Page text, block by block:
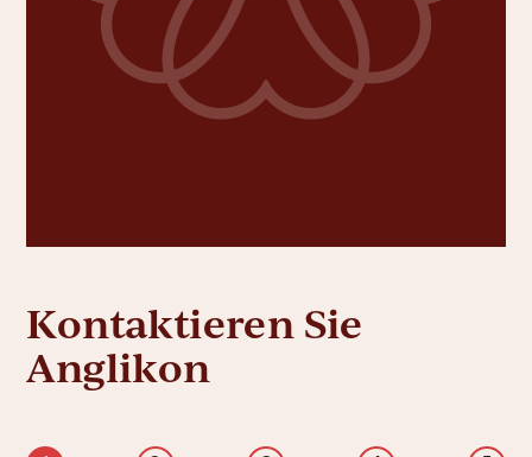
Kontaktieren Sie
Anglikon